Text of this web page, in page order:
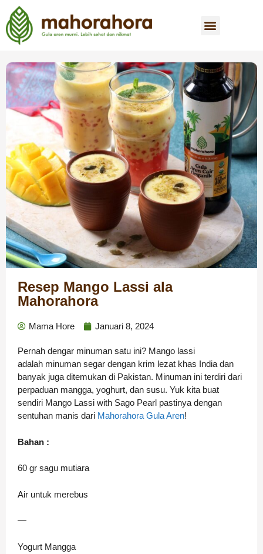
Resep Mango Lassi ala
Mahorahora
Mama Hore Januari 8, 2024
Pernah dengar minuman satu ini? Mango lassi
adalah minuman segar dengan krim lezat khas India dan
banyak juga ditemukan di Pakistan. Minuman ini terdiri dari
perpaduan mangga, yoghurt, dan susu. Yuk kita buat
sendiri Mango Lassi with Sago Pearl pastinya dengan
sentuhan manis dari Mahorahora Gula Aren!
Bahan :
60 gr sagu mutiara
Air untuk merebus
—
Yogurt Mangga